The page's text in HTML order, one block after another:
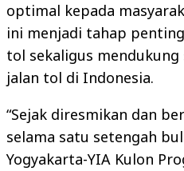
optimal kepada
ini menjadi tahap
tol sekaligus
jalan tol di Indonesia.
“Sejak diresmikan dan
selama satu setengah
Yogyakarta-YIA Kulon